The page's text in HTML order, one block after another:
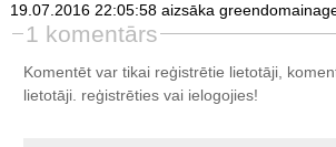
19.07.2016 22:05:58 aizsāka
1 komentārs
Komentēt var tikai reģistrētie lietotāji,
lietotāji. reģistrētiesvai ielogojies!